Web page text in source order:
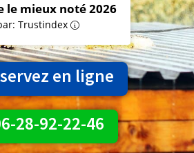
le mieux noté 2026
Trustindex
en ligne
28-92-22-46